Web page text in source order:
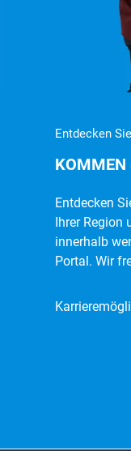
Entdecken
KOMMEN
Entdecken
Ihrer Region
innerhalb
Portal. Wir